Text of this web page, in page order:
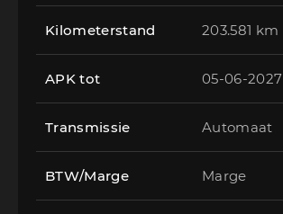
Kilometerstand 203.581 km
APK tot 05-06-2027
Transmissie Automaat
BTW/Marge Marge